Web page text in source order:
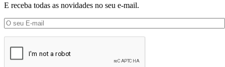
E receba todas as novidades no seu e-mail.